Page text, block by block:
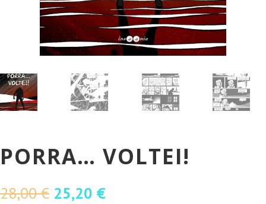
PORRA… VOLTEI!
28,00€ O
25,20 €O